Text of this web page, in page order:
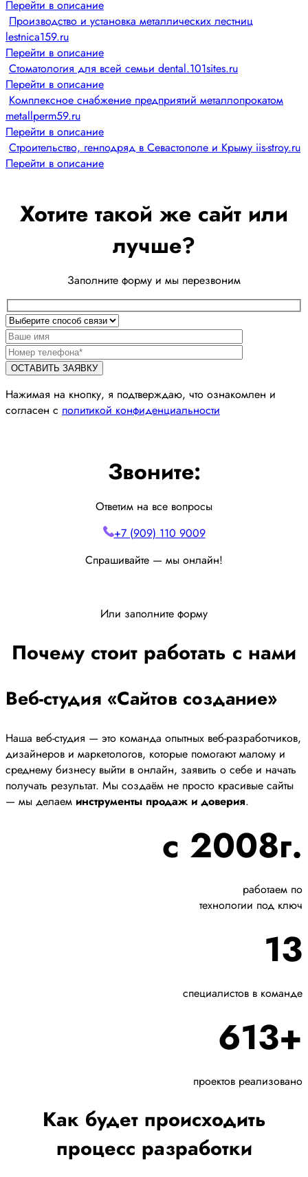
Перейти в описание
Производство и установка металлических лестниц
lestnica159.ru
Перейти в описание
Стоматология для всей семьи dental.101sites.ru
Перейти в описание
Комплексное снабжение предприятий металлопрокатом
metallperm59.ru
Перейти в описание
Строительство, генподряд в Севастополе и Крыму iis-stroy.ru
Перейти в описание
Хотите такой же сайт или
лучше?
Заполните форму и мы перезвоним
Нажимая на кнопку, я подтверждаю, что ознакомлен и
согласен с политикой конфиденциальности
Звоните:
Ответим на все вопросы
+7 (909) 110 9009
Спрашивайте — мы онлайн!
Или заполните форму
Почему стоит работать с нами
Веб-студия «Сайтов создание»
Наша веб-студия — это команда опытных веб-разработчиков,
дизайнеров и маркетологов, которые помогают малому и
среднему бизнесу выйти в онлайн, заявить о себе и начать
получать результат. Мы создаём не просто красивые сайты
— мы делаем инструменты продаж и доверия.
с 2008г.
работаем по
технологии под ключ
13
специалистов в команде
613+
проектов реализовано
Как будет происходить
процесс разработки